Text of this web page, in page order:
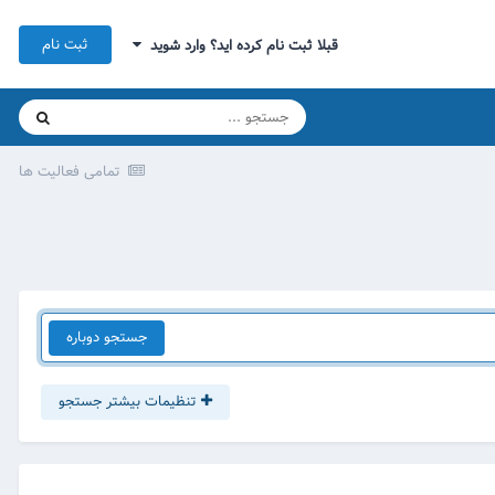
قبلا ثبت نام کرده اید؟ وارد شوید ثبت نام
تمامی فعالیت ها
جستجو دوباره
تنظیمات بیشتر جستجو